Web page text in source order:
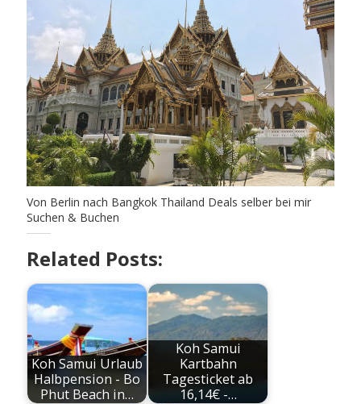
Von Berlin nach Bangkok Thailand Deals selber bei mir
Suchen & Buchen
Related Posts:
Koh Samui Urlaub
Halbpension - Bo
Phut Beach in…
Koh Samui
Kartbahn
Tagesticket ab
16,14€ -…